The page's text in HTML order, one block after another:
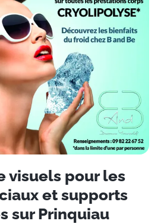
visuels pour les
et supports
sur Prinquiau